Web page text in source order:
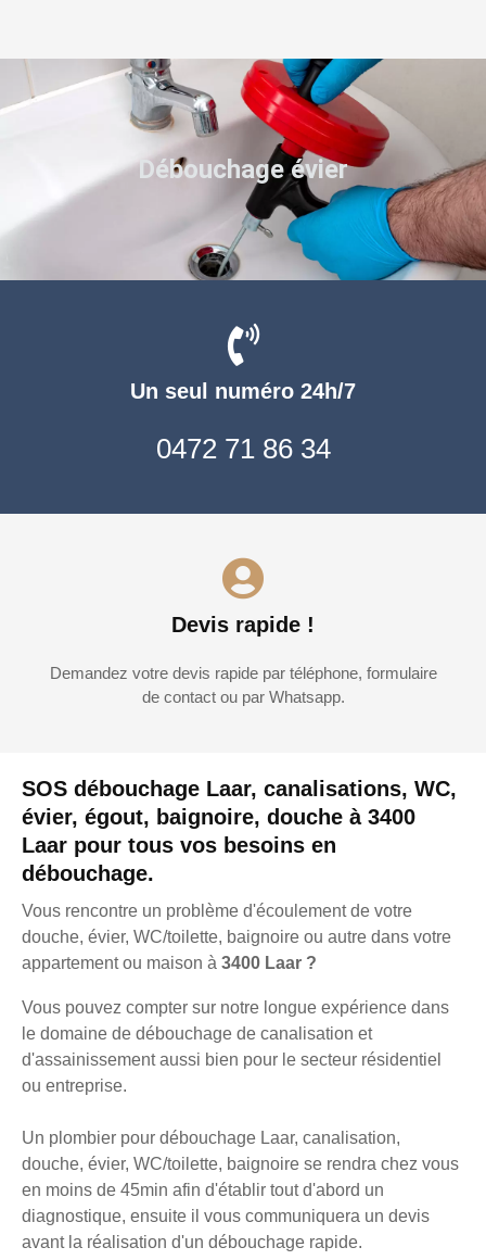
SOS débouchage Laar, canalisations, WC,
évier, égout, baignoire, douche à 3400
Laar pour tous vos besoins en
débouchage.
Vous rencontre un problème d'écoulement de votre
douche, évier, WC/toilette, baignoire ou autre dans votre
appartement ou maison à 3400 Laar ?
Vous pouvez compter sur notre longue expérience dans
le domaine de débouchage de canalisation et
d'assainissement aussi bien pour le secteur résidentiel
ou entreprise.
Un plombier pour débouchage Laar, canalisation,
douche, évier, WC/toilette, baignoire se rendra chez vous
en moins de 45min afin d'établir tout d'abord un
diagnostique, ensuite il vous communiquera un devis
avant la réalisation d'un débouchage rapide.
Un seul numéro 24h/7
0472 71 86 34
Devis rapide !
Demandez votre devis rapide par téléphone, formulaire
de contact ou par Whatsapp.
Débouchage évier